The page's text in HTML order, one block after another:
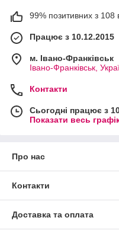
99% позитивних з 108
Працює з 10.12.2015
м. Івано-Франківськ
Івано-Франківськ,
Контакти
Сьогодні працює з
Показати весь
Про нас
Контакти
Доставка та оплата